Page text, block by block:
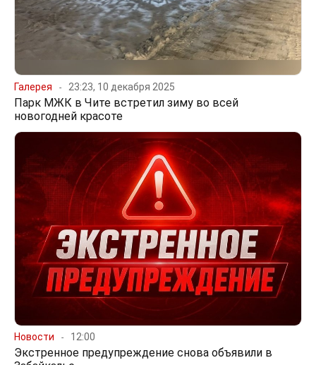
Галерея 23:23, 10 декабря 2025
Парк МЖК в Чите встретил зиму во всей
новогодней красоте
Новости 12:00
Экстренное предупреждение снова объявили в